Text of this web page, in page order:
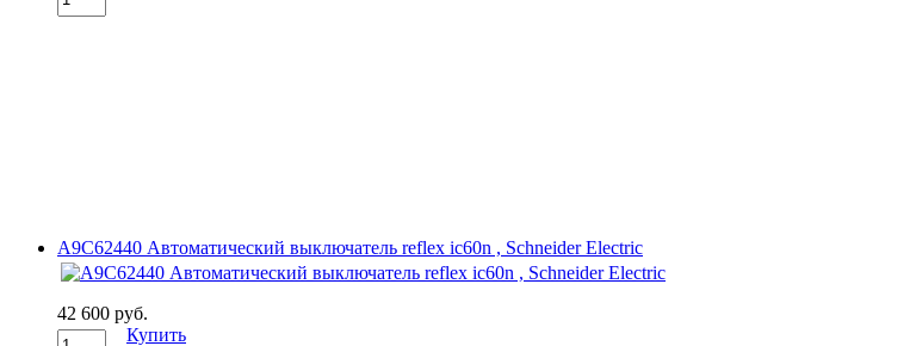
A9C62440 Автоматический выключатель reflex ic60n , Schneider Electric
42 600 руб.
Купить